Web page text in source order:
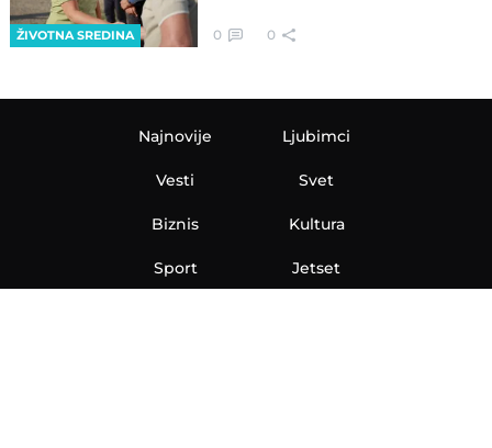
ŽIVOTNA SREDINA 0 0
Najnovije
Vesti
Biznis
Sport
Ljubimci
Svet
Kultura
Jetset